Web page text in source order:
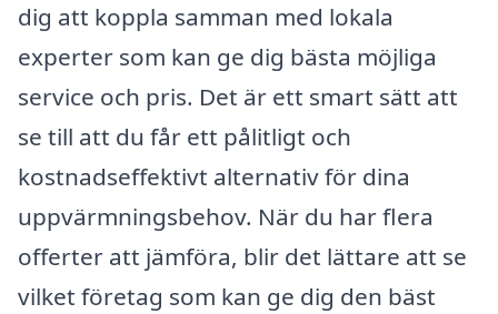
dig att koppla samman med lokala
experter som kan ge dig bästa möjliga
service och pris. Det är ett smart sätt att
se till att du får ett pålitligt och
kostnadseffektivt alternativ för dina
uppvärmningsbehov. När du har flera
offerter att jämföra, blir det lättare att se
vilket företag som kan ge dig den bäst